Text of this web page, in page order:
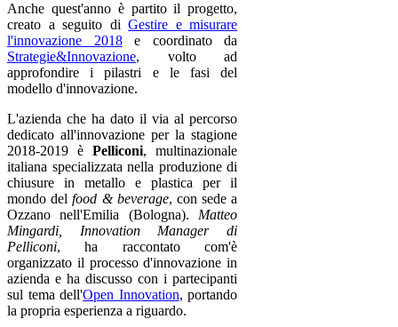
Anche quest'anno è partito il progetto,
creato a seguito diGestire e misurare
l'innovazione 2018e coordinato da
Strategie&Innovazione, volto ad
approfondire i pilastri e le fasi del
modello d'innovazione.
L'azienda che ha dato il via al percorso
dedicato all'innovazione per la stagione
2018-2019 èPelliconi, multinazionale
italiana specializzata nella produzione di
chiusure in metallo e plastica per il
mondo delfood & beverage, con sede a
Ozzano nell'Emilia (Bologna).Matteo
Mingardi, Innovation Manager di
Pelliconi, ha raccontato com'è
organizzato il processo d'innovazione in
azienda e ha discusso con i partecipanti
sul tema dell'Open Innovation, portando
la propria esperienza a riguardo.